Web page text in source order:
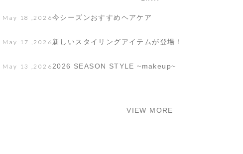
May 18 ,2026今シーズンおすすめヘアケア
May 17 ,2026 新しいスタイリングアイテムが登場！
May 13 ,20262026 SEASON STYLE ~makeup~
VIEW MORE